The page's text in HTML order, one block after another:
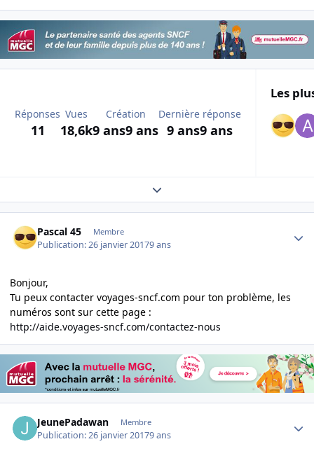
Réponses
11
Vues
18,6k
Création
9 ans9 ans
Dernière réponse
9 ans9 ans
Les
Expand topic overview
Pascal 45 Membre
Publication:26 janvier 20179 ans
Bonjour,
Tu peux contacter voyages-sncf.com pour ton problème, les
numéros sont sur cette page :
http://aide.voyages-sncf.com/contactez-nous
JeunePadawan Membre
Publication:26 janvier 20179 ans